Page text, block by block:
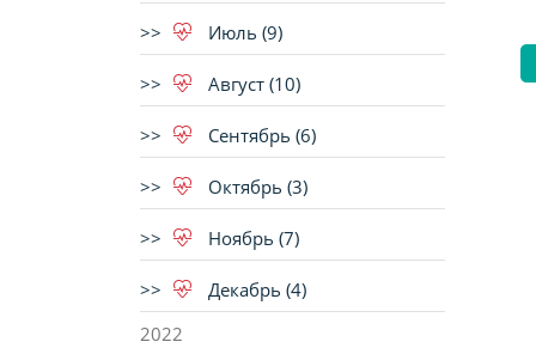
Июль (9)
Август (10)
Сентябрь (6)
Октябрь (3)
Ноябрь (7)
Декабрь (4)
2022